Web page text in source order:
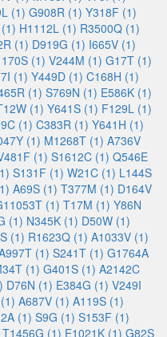
(1) G908R (1) Y318F (1)
H1112L (1) R3500Q (1)
(1) D919G (1) I665V (1)
(1) V244M (1) G17T (1)
(1) Y449D (1) C168H (1)
(1) S769N (1) E586K (1)
(1) Y641S (1) F129L (1)
(1) C383R (1) Y641H (1)
(1) M1268T (1) A736V
(1) S1612C (1) Q546E
S131F (1) W21C (1) L144S
A69S (1) T377M (1) D164V
(1) T17M (1) Y86N
(1) N345K (1) D50W (1)
(1) R1623Q (1) A1033V (1)
(1) S241T (1) G1764A
(1) G401S (1) A2142C
D76N (1) E384G (1) V249I
A687V (1) A119S (1)
(1) S9G (1) S153F (1)
T1456G (1) E1021K (1) G82S